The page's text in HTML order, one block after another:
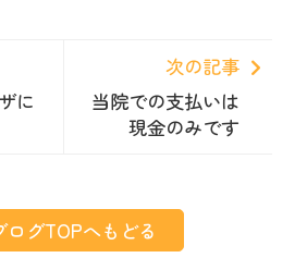
に
次の記事
当院での支払いは
現金のみです
ログTOPへもどる